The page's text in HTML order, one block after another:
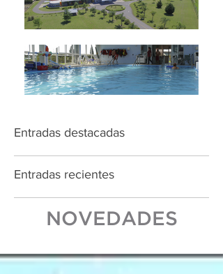
Entradas destacadas
Entradas recientes
NOVEDADES